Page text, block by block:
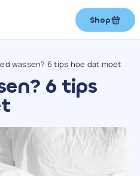
Shop
wassen? 6 tips hoe dat moet
6 tips